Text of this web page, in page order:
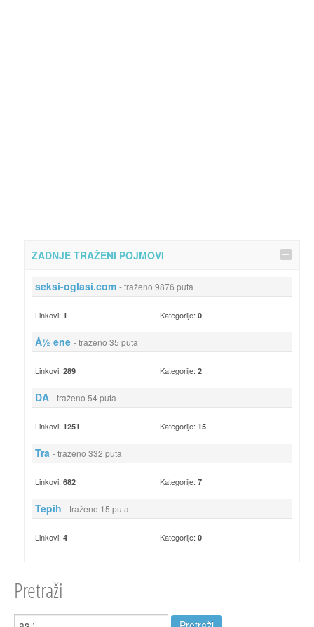
ZADNJE TRAŽENI POJMOVI
seksi-oglasi.com - traženo 9876 puta
Linkovi: 1 Kategorije:0
Å½ ene - traženo 35 puta
Linkovi: 289 Kategorije:2
DA - traženo 54 puta
Linkovi: 1251 Kategorije:15
Tra - traženo 332 puta
Linkovi: 682 Kategorije:7
Tepih - traženo 15 puta
Linkovi: 4 Kategorije:0
Pretraži